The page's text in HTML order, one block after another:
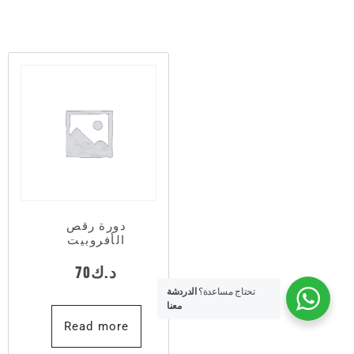
دورة رقص
الأفروبيت
د.ك70
Read more
تحتاج مساعدة؟ الدردشة
معنا